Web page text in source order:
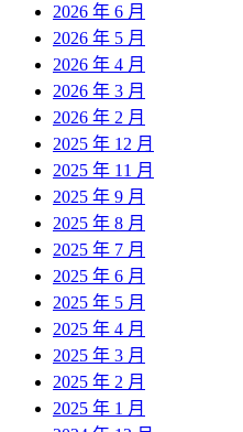
2026 年 6 月
2026 年 5 月
2026 年 4 月
2026 年 3 月
2026 年 2 月
2025 年 12 月
2025 年 11 月
2025 年 9 月
2025 年 8 月
2025 年 7 月
2025 年 6 月
2025 年 5 月
2025 年 4 月
2025 年 3 月
2025 年 2 月
2025 年 1 月